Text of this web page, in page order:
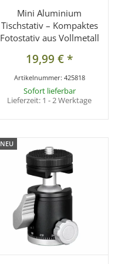
Mini Aluminium
Tischstativ – Kompaktes
Fotostativ aus Vollmetall
19,99 €*
Artikelnummer: 425818
Sofort lieferbar
Lieferzeit: 1 - 2 Werktage
NEU
NEU